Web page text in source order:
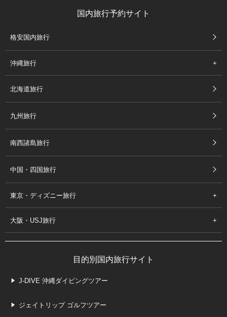
国内旅行予約サイト
格安国内旅行
沖縄旅行
北海道旅行
九州旅行
南西諸島旅行
中国・四国旅行
東京・ディズニー旅行
大阪・USJ旅行
目的別国内旅行サイト
J-DIVE 沖縄ダイビングツアー
ジェイトリップ ゴルフツアー